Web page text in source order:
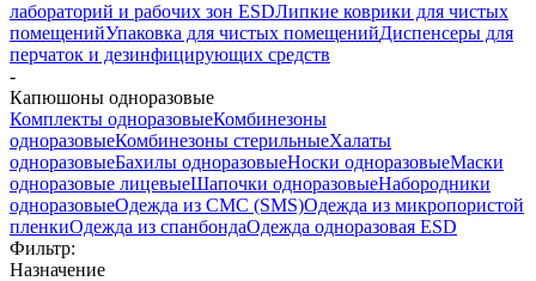
лабораторий и рабочих зон ESDЛипкие коврики для чистых
помещенийУпаковка для чистых помещенийДиспенсеры для
перчаток и дезинфицирующих средств
-
Капюшоны одноразовые
Комплекты одноразовыеКомбинезоны
одноразовыеКомбинезоны стерильныеХалаты
одноразовыеБахилы одноразовыеНоски одноразовыеМаски
одноразовые лицевыеШапочки одноразовыеНабородники
одноразовыеОдежда из СМС (SMS)Одежда из микропористой
пленкиОдежда из спанбондаОдежда одноразовая ESD
Фильтр:
Назначение